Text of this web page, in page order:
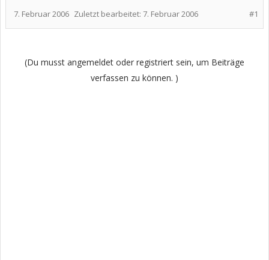
#1
7. Februar 2006 Zuletzt bearbeitet: 7. Februar 2006
(Du musst angemeldet oder registriert sein, um Beiträge
verfassen zu können. )